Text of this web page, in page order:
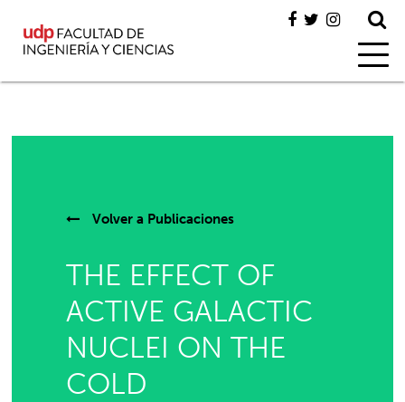
Volver a Publicaciones
THE EFFECT OF
ACTIVE GALACTIC
NUCLEI ON THE
COLD